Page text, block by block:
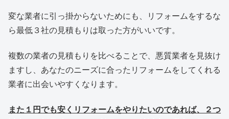
変な業者に引っ掛からないためにも、リフォームをするな
ら最低３社の見積もりは取った方がいいです。
複数の業者の見積もりを比べることで、悪質業者を見抜け
ますし、あなたのニーズに合ったリフォームをしてくれる
業者に出会いやすくなります。
また１円でも安くリフォームをやりたいのであれば、２つ